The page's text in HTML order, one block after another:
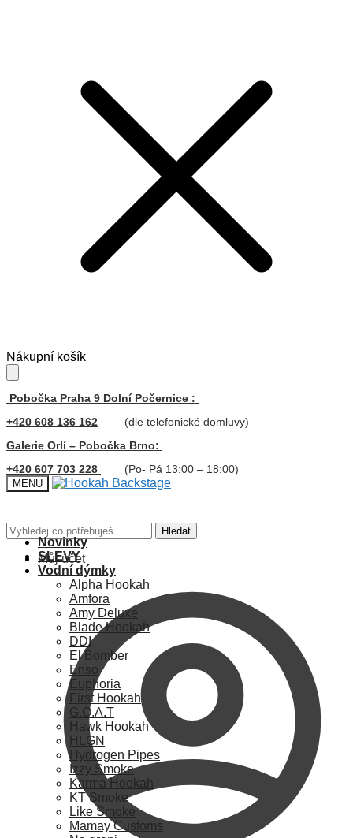
Skip
to
navigation
Skip
to
content
Nákupní košík
Pobočka Praha 9 Dolní Počernice :
+420 608 136 162
(dle telefonické domluvy)
Galerie Orlí – Pobočka Brno:
+420 607 703 228
(Po- Pá 13:00 – 18:00)
MENU
Hledat: Hledat
Můj účet
Novinky
SLEVY
Vodní dýmky
Alpha Hookah
Amfora
Amy Deluxe
Blade Hookah
DDI
El Bomber
Enso
Euphoria
First Hookah
G.O.A.T
Hawk Hookah
HLGN
Hydrogen Pipes
Izzy Smoke
Karma Hookah
KT Smoke
Like Smoke
Mamay Customs